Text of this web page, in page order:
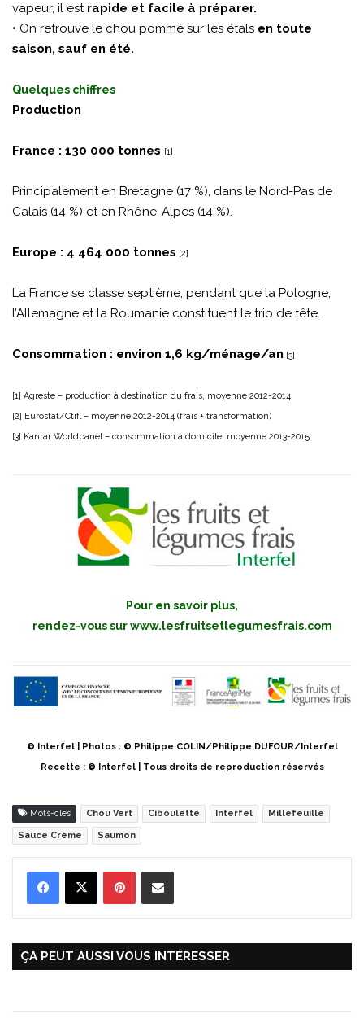
vapeur, il est rapide et facile à préparer.
• On retrouve le chou pommé sur les étals en toute
saison, sauf en été.
Quelques chiffres
Production
France : 130 000 tonnes [1]
Principalement en Bretagne (17 %), dans le Nord-Pas de
Calais (14 %) et en Rhône-Alpes (14 %).
Europe : 4 464 000 tonnes [2]
La France se classe septième, pendant que la Pologne,
l’Allemagne et la Roumanie constituent le trio de tête.
Consommation : environ 1,6 kg/ménage/an [3]
[1] Agreste – production à destination du frais, moyenne 2012-2014
[2] Eurostat/Ctifl – moyenne 2012-2014 (frais + transformation)
[3] Kantar Worldpanel – consommation à domicile, moyenne 2013-2015
Pour en savoir plus,
rendez-vous surwww.lesfruitsetlegumesfrais.com
© Interfel | Photos : © Philippe COLIN/Philippe DUFOUR/Interfel
Recette : © Interfel | Tous droits de reproduction réservés
Mots-clés Chou Vert Ciboulette Interfel Millefeuille
Sauce Crème Saumon
ÇA PEUT AUSSI VOUS INTÉRESSER